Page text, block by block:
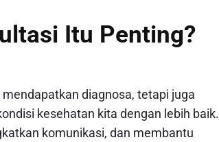
Itu Penting?
diagnosa, tetapi juga
kesehatan kita dengan lebih baik.
komunikasi, dan membantu